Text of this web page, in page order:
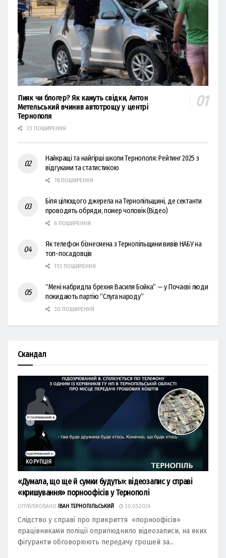
Пияк чи блогер? Як кажуть свідки, Антон
Метельський вчинив автотрощу у центрі
Тернополя
23 ПОШИРЕННЯ
Найкращі та найгірші школи Тернополя: Рейтинг 2025 з
відгуками та статистикою
78 ПОШИРЕННЯ
Біля цілющого джерела на Тернопільщині, де сектанти
проводять обряди, помер чоловік (Відео)
6 ПОШИРЕННЯ
Як телефон бізнесмена з Тернопільщини вивів НАБУ на
топ-посадовців
113 ПОШИРЕННЯ
“Мені набридла брехня Василя Бойка” — у Почаєві люди
покидають партію “Слуга народу”
30 ПОШИРЕННЯ
Скандал
КОРУПЦІЯ
«Думала, що ще й сумки будуть»: відеозапис у справі
«кришування» порноофісів у Тернополі
ОПУБЛІКОВАНО ІВАН ТЕРНОПІЛЬСЬКИЙ 20.05.2026
Слідство у справі про прикриття «порноофісів»
працівниками поліції оприлюднило відеозаписи, на яких
фігуранти обговорюють передачу грошей за...